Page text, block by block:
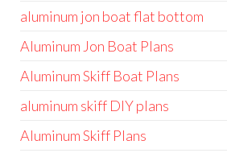
aluminum jon boat flat bottom
Aluminum Jon Boat Plans
Aluminum Skiff Boat Plans
aluminum skiff DIY plans
Aluminum Skiff Plans